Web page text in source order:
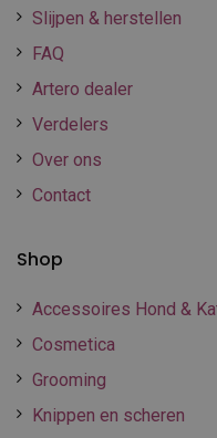
Slijpen & herstellen
FAQ
Artero dealer
Verdelers
Over ons
Contact
Shop
Accessoires Hond &
Cosmetica
Grooming
Knippen en scheren